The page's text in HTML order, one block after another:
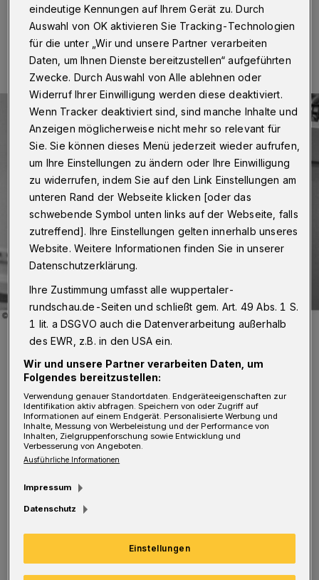
25.10.2014 , 12:44 Uhr Eine Minute Lesezeit
Heiner Geißler 1991 bei einer Rede im Bundestag.
Info
Vor und nach dem Kolloquium besteht die
"80 Jahre Barmer Theologische Erklärung"
zu besichtigen. Vor 80 Jahren — Ende Mai
1934 — wurde in der Gemarker Kirche in
eindeutige Kennungen auf Ihrem Gerät zu. Durch
Auswahl von OK aktivieren Sie Tracking-Technologien
für die unter „Wir und unsere Partner verarbeiten
Daten, um Ihnen Dienste bereitzustellen“ aufgeführten
Zwecke. Durch Auswahl von Alle ablehnen oder
Widerruf Ihrer Einwilligung werden diese deaktiviert.
Wenn Tracker deaktiviert sind, sind manche Inhalte und
Anzeigen möglicherweise nicht mehr so relevant für
Sie. Sie können dieses Menü jederzeit wieder aufrufen,
um Ihre Einstellungen zu ändern oder Ihre Einwilligung
zu widerrufen, indem Sie auf den Link Einstellungen am
unteren Rand der Webseite klicken [oder das
schwebende Symbol unten links auf der Webseite, falls
zutreffend]. Ihre Einstellungen gelten innerhalb unseres
Website. Weitere Informationen finden Sie in unserer
Datenschutzerklärung.
Ihre Zustimmung umfasst alle wuppertaler-
rundschau.de-Seiten und schließt gem. Art. 49 Abs. 1 S.
1 lit. a DSGVO auch die Datenverarbeitung außerhalb
des EWR, z.B. in den USA ein.
Wir und unsere Partner verarbeiten Daten, um
Folgendes bereitzustellen:
Verwendung genauer Standortdaten. Endgeräteeigenschaften zur
Identifikation aktiv abfragen. Speichern von oder Zugriff auf
Informationen auf einem Endgerät. Personalisierte Werbung und
Inhalte, Messung von Werbeleistung und der Performance von
Inhalten, Zielgruppenforschung sowie Entwicklung und
Verbesserung von Angeboten.
Ausführliche Informationen
Impressum
Datenschutz
Einstellungen